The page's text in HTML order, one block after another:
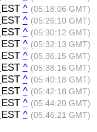
EST ^ (05:18:06 GMT)
EST ^ (05:26:10 GMT)
EST ^ (05:30:12 GMT)
EST ^ (05:32:13 GMT)
EST ^ (05:36:15 GMT)
EST ^ (05:38:16 GMT)
EST ^ (05:40:18 GMT)
EST ^ (05:42:18 GMT)
EST ^ (05:44:20 GMT)
EST ^ (05:46:21 GMT)